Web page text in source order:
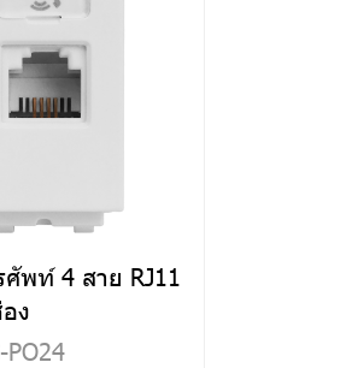
ศัพท์ 4 สาย RJ11
ง
PO24